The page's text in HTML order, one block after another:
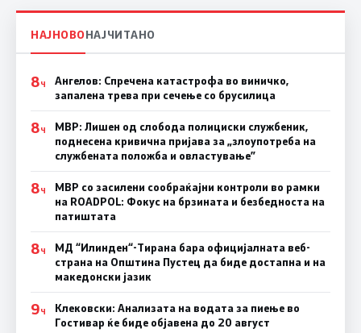
НАЈНОВОНАЈЧИТАНО
8Ч
Ангелов: Спречена катастрофа во виничко,
запалена трева при сечење со брусилица
8Ч
МВР: Лишен од слобода полициски службеник,
поднесена кривична пријава за „злоупотреба на
службената положба и овластување”
8Ч
МВР со засилени сообраќајни контроли во рамки
на ROADPOL: Фокус на брзината и безбедноста на
патиштата
8Ч
МД “Илинден“-Тирана бара официјалната веб-
страна на Општина Пустец да биде достапна и на
македонски јазик
9Ч
Клековски: Анализата на водата за пиење во
Гостивар ќе биде објавена до 20 август